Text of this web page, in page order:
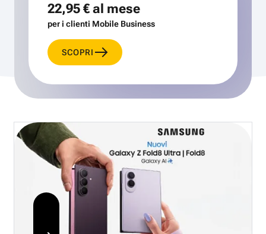
22,95 €al mese
per i clienti Mobile Business
SCOPRI